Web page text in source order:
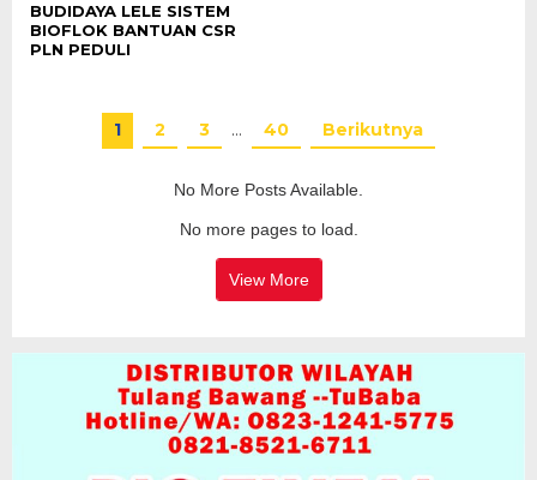
BUDIDAYA LELE SISTEM
BIOFLOK BANTUAN CSR
PLN PEDULI
1 2 3 … 40 Berikutnya
No More Posts Available.
No more pages to load.
View More